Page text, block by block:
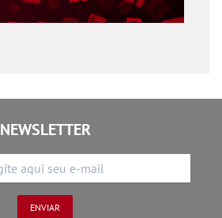
NEWSLETTER